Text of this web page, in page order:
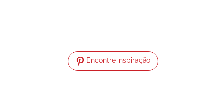
Encontre inspiração